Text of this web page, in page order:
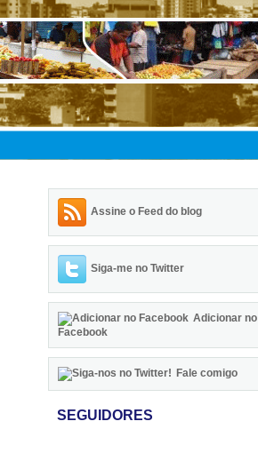
Assine o Feed do blog
Siga-me no Twitter
Adicionar no
Facebook
Fale comigo
SEGUIDORES